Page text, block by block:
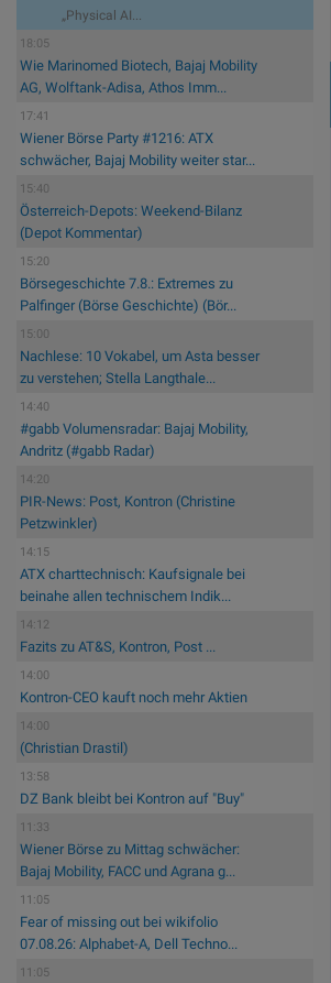
„Physical AI...
18:05
Wie Marinomed Biotech, Bajaj Mobility
AG, Wolftank-Adisa, Athos Imm...
17:41
Wiener Börse Party #1216: ATX
schwächer, Bajaj Mobility weiter star...
15:40
Österreich-Depots: Weekend-Bilanz
(Depot Kommentar)
15:20
Börsegeschichte 7.8.: Extremes zu
Palfinger (Börse Geschichte) (Bör...
15:00
Nachlese: 10 Vokabel, um Asta besser
zu verstehen; Stella Langthale...
14:40
#gabb Volumensradar: Bajaj Mobility,
Andritz (#gabb Radar)
14:20
PIR-News: Post, Kontron (Christine
Petzwinkler)
14:15
ATX charttechnisch: Kaufsignale bei
beinahe allen technischem Indik...
14:12
Fazits zu AT&S, Kontron, Post ...
14:00
Kontron-CEO kauft noch mehr Aktien
14:00
(Christian Drastil)
13:58
DZ Bank bleibt bei Kontron auf "Buy"
11:33
Wiener Börse zu Mittag schwächer:
Bajaj Mobility, FACC und Agrana g...
11:05
Fear of missing out bei wikifolio
07.08.26: Alphabet-A, Dell Techno...
11:05